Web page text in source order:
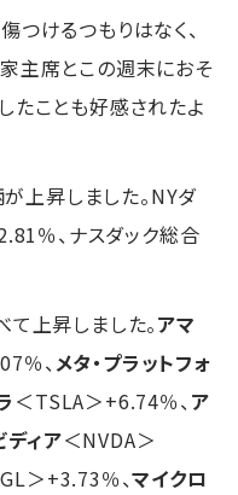
つけるつもりはなく、
主席とこの週末におそ
したことも好感されたよ
上昇しました。NYダ
％、ナスダック総合
て上昇しました。アマ
％、メタ・プラットフォ
＜TSLA＞+6.74％、ア
ディア＜NVDA＞
＞+3.73％、マイクロ